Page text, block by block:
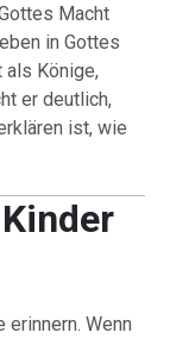
Macht
in Gottes
als Könige,
er deutlich,
ist, wie
erinnern. Wenn